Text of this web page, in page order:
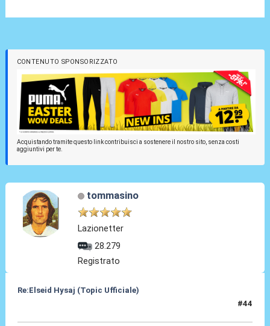
CONTENUTO SPONSORIZZATO
Acquistando tramite questo link contribuisci a sostenere il nostro sito, senza costi
aggiuntivi per te.
tommasino
Lazionetter
28.279
Registrato
Re:Elseid Hysaj (Topic Ufficiale)
#44